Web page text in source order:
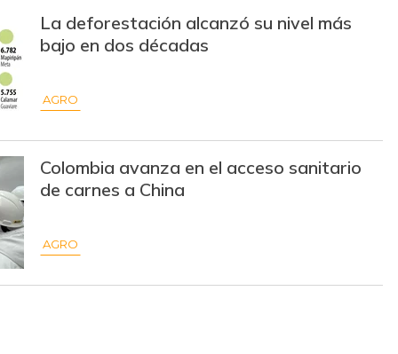
$ 15.500,00 -
$ 68.824,00
$ 29.500,00
$ 10.500,00
La deforestación alcanzó su nivel más
bajo en dos décadas
AGRO
Colombia avanza en el acceso sanitario
de carnes a China
AGRO